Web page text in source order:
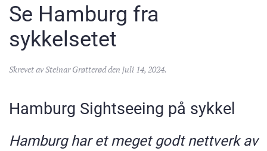
Se Hamburg fra
sykkelsetet
Skrevet avSteinar Grøtterødden juli 14, 2024.
Hamburg Sightseeing på sykkel
Hamburg har et meget godt nettverk av